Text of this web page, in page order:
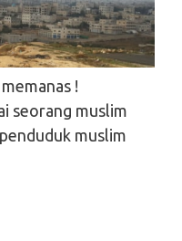
!
seorang muslim
muslim